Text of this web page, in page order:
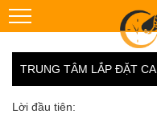
TRUNG TÂM LẮP ĐẶT
Lời đầu tiên: